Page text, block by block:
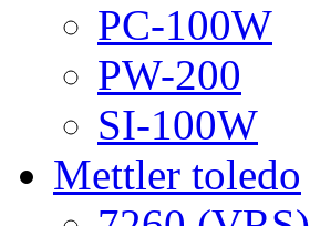
PC-100W
PW-200
SI-100W
Mettler toledo